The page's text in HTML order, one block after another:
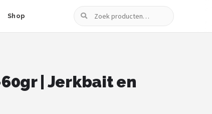
Shop
Zoeken
| Jerkbait en